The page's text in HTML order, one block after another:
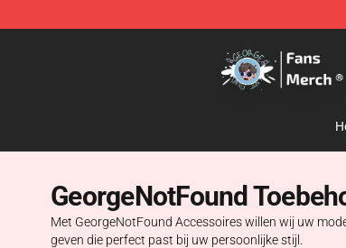
GeorgeNotFound
Met GeorgeNotFound Accessoires willen wij uw
geven die perfect past bij uw persoonlijke stijl.